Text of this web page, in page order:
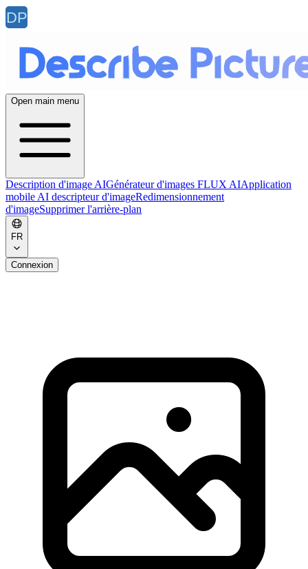
Open main menu
Description d'image AIGénérateur d'images FLUX AIApplication
mobile AI descripteur d'imageRedimensionnement
d'imageSupprimer l'arrière-plan
FR
Connexion